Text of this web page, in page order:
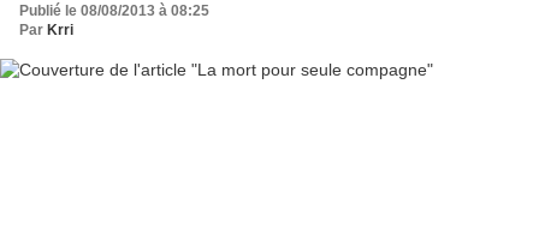
Publié le 08/08/2013 à 08:25
Par Krri